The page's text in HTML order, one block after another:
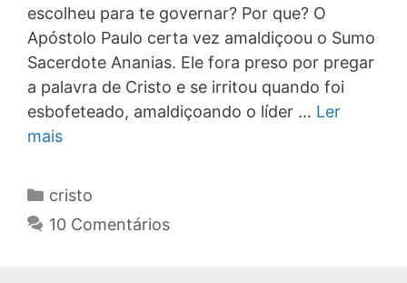
escolheu para te governar? Por que? O
Apóstolo Paulo certa vez amaldiçoou o Sumo
Sacerdote Ananias. Ele fora preso por pregar
a palavra de Cristo e se irritou quando foi
esbofeteado, amaldiçoando o líder … Ler
mais
Categorias
cristo
10 Comentários